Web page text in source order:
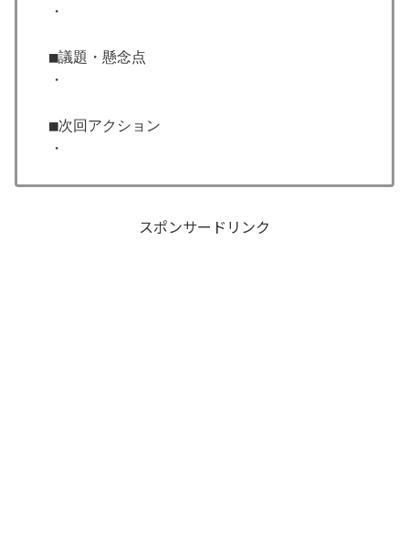
・
■議題・懸念点
・
■次回アクション
・
スポンサードリンク